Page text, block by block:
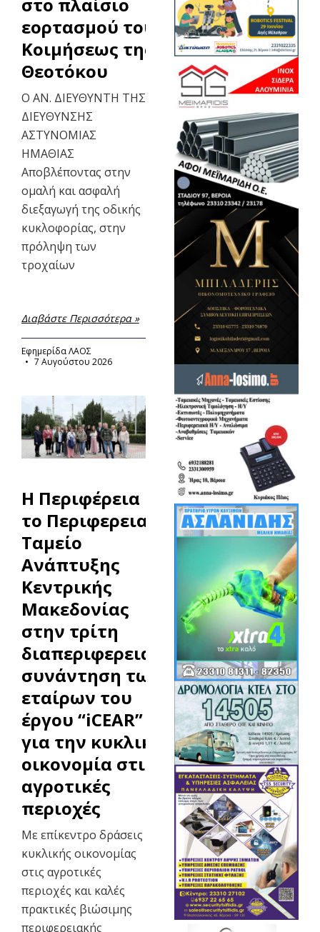
στο πλαίσιο
εορτασμού του Ι.Ν.
Κοιμήσεως της
Θεοτόκου
Ο ΑΝ. ΔΙΕΥΘΥΝΤΗ ΤΗΣ
ΔΙΕΥΘΥΝΣΗΣ
ΑΣΤΥΝΟΜΙΑΣ
ΗΜΑΘΙΑΣ
Αποβλέποντας στην
ομαλή και ασφαλή
διεξαγωγή της οδικής
κυκλοφορίας, στην
πρόληψη των
τροχαίων
Διαβάστε Περισσότερα »
Εφημερίδα ΛΑΟΣ
7 Αυγούστου 2026
Η Περιφέρεια και
το Περιφερειακό
Ταμείο
Ανάπτυξης
Κεντρικής
Μακεδονίας
στην τρίτη
διαπεριφερειακή
συνάντηση των
εταίρων του
έργου “iCEAR”
για την κυκλική
οικονομία στις
αγροτικές
περιοχές
Με επίκεντρο δράσεις
κυκλικής οικονομίας
στις αγροτικές
περιοχές και καλές
πρακτικές βιώσιμης
περιφερειακής